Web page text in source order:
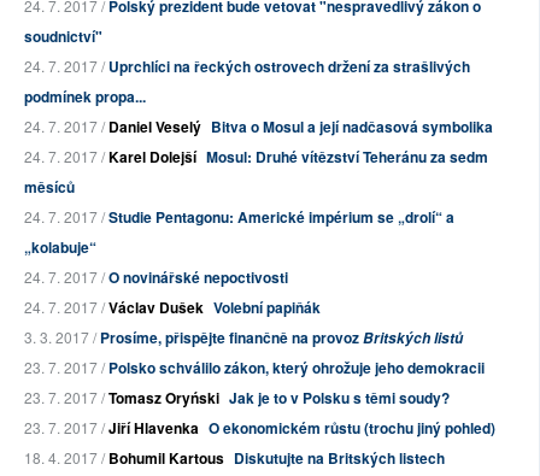
24. 7. 2017 /Polský prezident bude vetovat "nespravedlivý zákon o
soudnictví"
24. 7. 2017 /Uprchlíci na řeckých ostrovech držení za strašlivých
podmínek propa...
24. 7. 2017 /Daniel Veselý Bitva o Mosul a její nadčasová symbolika
24. 7. 2017 /Karel Dolejší Mosul: Druhé vítězství Teheránu za sedm
měsíců
24. 7. 2017 /Studie Pentagonu: Americké impérium se „drolí“ a
„kolabuje“
24. 7. 2017 /O novinářské nepoctivosti
24. 7. 2017 /Václav Dušek Volební papiňák
3. 3. 2017 /Prosíme, přispějte finančně na provozBritských listů
23. 7. 2017 /Polsko schválilo zákon, který ohrožuje jeho demokracii
23. 7. 2017 /Tomasz Oryński Jak je to v Polsku s těmi soudy?
23. 7. 2017 /Jiří Hlavenka O ekonomickém růstu (trochu jiný pohled)
18. 4. 2017 /Bohumil Kartous Diskutujte na Britských listech